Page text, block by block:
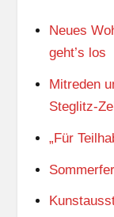
Neues
geht’s los
Mitreden
Steglitz-
„Für